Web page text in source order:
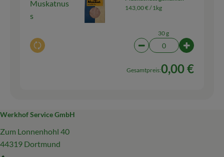
Muskatnus
s
Auswahl ändern
143,00 € /1kg
30 g
Artikelanzahl
Gesamtpreis:0,00 €
Werkhof Service GmbH
Zum Lonnenhohl 40
44319 Dortmund